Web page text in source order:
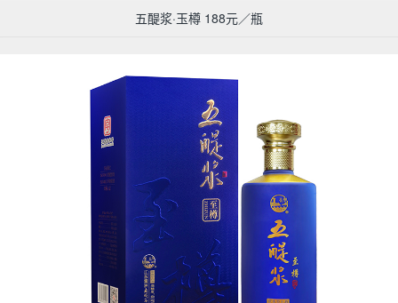
五醍浆·玉樽 188元／瓶